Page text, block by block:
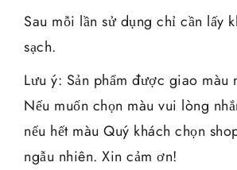
Sau mỗi lần sử dụng chỉ cần lấy
sạch.
Lưu ý: Sản phẩm được giao màu
Nếu muốn chọn màu vui lòng
nếu hết màu Quý khách chọn
ngẫu nhiên. Xin cảm ơn!